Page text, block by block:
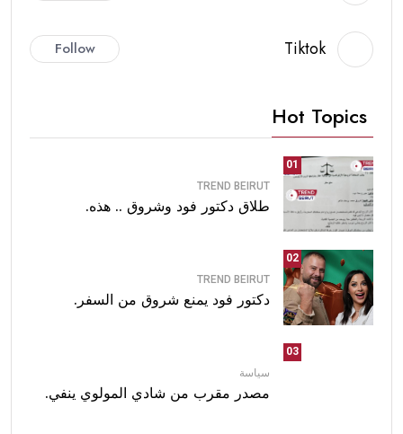
Tiktok
Follow
Hot Topics
01
TREND BEIRUT
طلاق دكتور فود وشروق .. هذه.
02
TREND BEIRUT
دكتور فود يمنع شروق من السفر.
03
سياسة
مصدر مقرب من شادي المولوي ينفي.